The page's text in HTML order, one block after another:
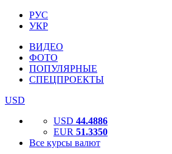
РУС
УКР
ВИДЕО
ФОТО
ПОПУЛЯРНЫЕ
СПЕЦПРОЕКТЫ
USD
USD 44.4886
EUR 51.3350
Все курсы валют